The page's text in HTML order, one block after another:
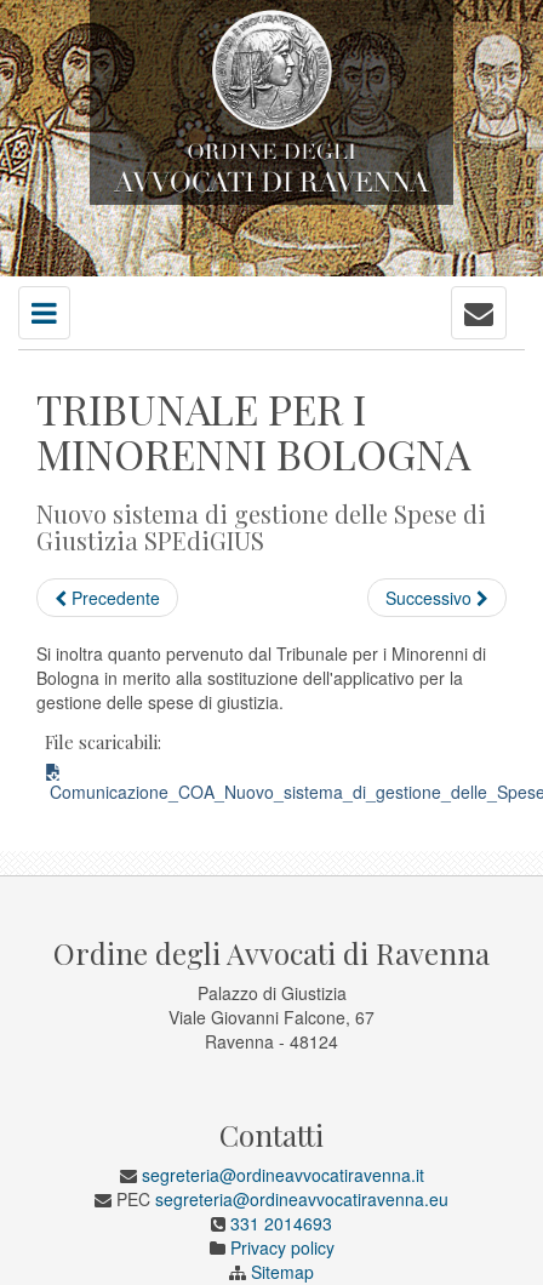
Menu
principale
Contatti
TRIBUNALE PER I
MINORENNI BOLOGNA
Nuovo sistema di gestione delle Spese di
Giustizia SPEdiGIUS
Precedente Successivo
Si inoltra quanto pervenuto dal Tribunale per i Minorenni di
Bologna in merito alla sostituzione dell'applicativo per la
gestione delle spese di giustizia.
File scaricabili:
Ordine degli Avvocati di Ravenna
Palazzo di Giustizia
Viale Giovanni Falcone, 67
Ravenna - 48124
Contatti
segreteria@ordineavvocatiravenna.it
PEC segreteria@ordineavvocatiravenna.eu
331 2014693
Privacy policy
Sitemap